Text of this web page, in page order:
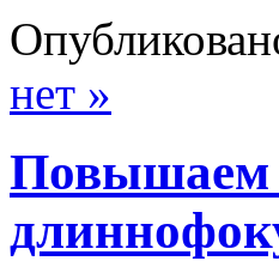
нет »
Повышаем